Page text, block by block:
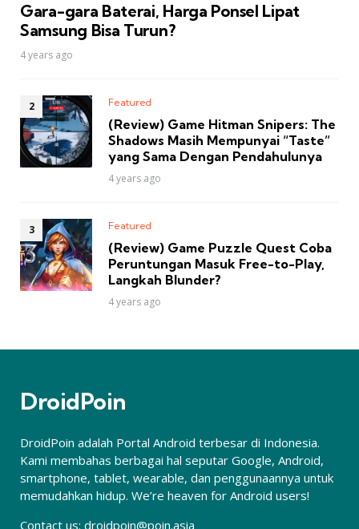
Gara-gara Baterai, Harga Ponsel Lipat
Samsung Bisa Turun?
4 years ago
Featured
(Review) Game Hitman Snipers: The
Shadows Masih Mempunyai “Taste”
yang Sama Dengan Pendahulunya
4 years ago
Featured
(Review) Game Puzzle Quest Coba
Peruntungan Masuk Free-to-Play,
Langkah Blunder?
4 years ago
DroidPoin
DroidPoin adalah Portal Android terbesar di Indonesia.
Kami membahas berbagai hal seputar Google, Android,
smartphone, tablet, wearable, dan penggunaannya untuk
memudahkan hidup. We’re heaven for Android users!
Contact us: droidpoin@poin.asia